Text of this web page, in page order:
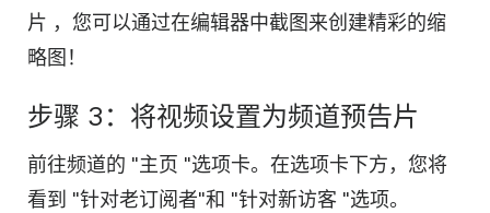
片 ，您可以通过在编辑器中截图来创建精彩的缩
略图！
步骤 3：将视频设置为频道预告片
前往频道的 "主页 "选项卡。在选项卡下方，您将
看到 "针对老订阅者"和 "针对新访客 "选项。